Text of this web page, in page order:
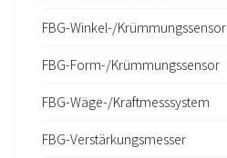
FBG-Winkel-/Krümmungssensor
FBG-Form-/Krümmungssensor
FBG-Wäge-/Kraftmesssystem
FBG-Verstärkungsmesser